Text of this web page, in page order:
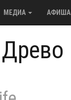
МЕДИА АФИША